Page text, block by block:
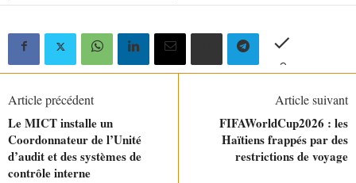
Article précédent
Le MICT installe un
Coordonnateur de l’Unité
d’audit et des systèmes de
contrôle interne
Article suivant
FIFAWorldCup2026 : les
Haïtiens frappés par des
restrictions de voyage